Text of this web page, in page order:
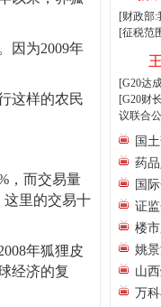
因为2009年
这样的农民
，而交易量
这里的交易十
年狐狸皮
经济的复
[财政部:
[征税范
[G20达
[G20财
议联合
国
药
国
证
楼
姚
山
万